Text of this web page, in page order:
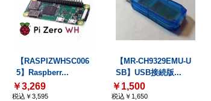
【RASPIZWHSC006
5】Raspberr...
￥3,269
税込￥3,595
【MR-CH9329EMU-U
SB】USB接続版...
￥1,500
税込￥1,650